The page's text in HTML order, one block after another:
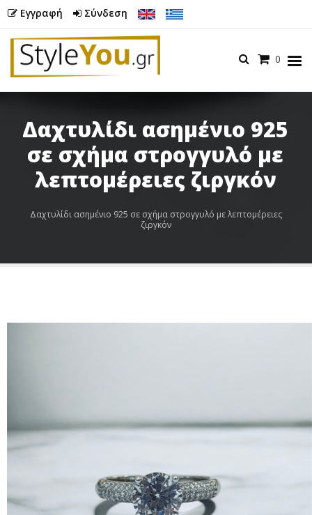
Εγγραφή Σύνδεση
Menu
0
Δαχτυλίδι ασημένιο 925
σε σχήμα στρογγυλό με
λεπτομέρειες ζιργκόν
Δαχτυλίδι ασημένιο 925 σε σχήμα στρογγυλό με λεπτομέρειες
ζιργκόν